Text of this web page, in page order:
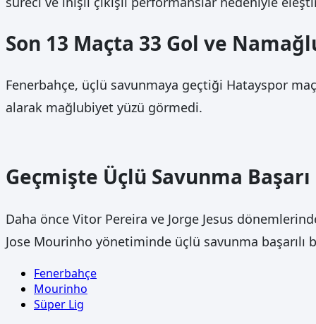
Son 13 Maçta 33 Gol ve
Fenerbahçe, üçlü savunmaya geçtiği Hatayspor
alarak mağlubiyet yüzü görmedi.
Geçmişte Üçlü Savunma
Daha önce Vitor Pereira ve Jorge Jesus
Jose Mourinho yönetiminde üçlü savunma
Fenerbahçe
Mourinho
Süper Lig